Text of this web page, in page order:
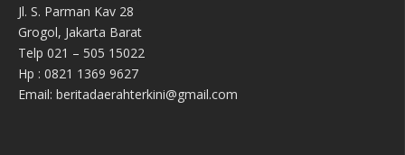
Jl. S. Parman Kav 28
Grogol, Jakarta Barat
Telp 021 – 505 15022
Hp : 0821 1369 9627
Email: beritadaerahterkini@gmail.com